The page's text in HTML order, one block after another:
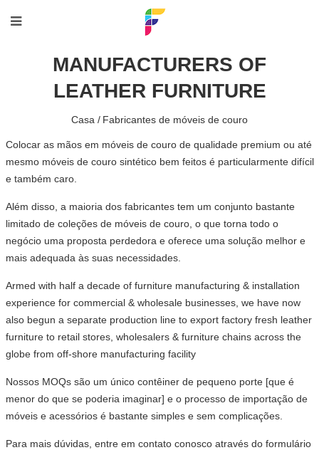
MANUFACTURERS OF
LEATHER FURNITURE
Casa / Fabricantes de móveis de couro
Colocar as mãos em móveis de couro de qualidade premium ou até
mesmo móveis de couro sintético bem feitos é particularmente difícil
e também caro.
Além disso, a maioria dos fabricantes tem um conjunto bastante
limitado de coleções de móveis de couro, o que torna todo o
negócio uma proposta perdedora e oferece uma solução melhor e
mais adequada às suas necessidades.
Armed with half a decade of furniture manufacturing & installation
experience for commercial & wholesale businesses, we have now
also begun a separate production line to export factory fresh leather
furniture to retail stores, wholesalers & furniture chains across the
globe from off-shore manufacturing facility
Nossos MOQs são um único contêiner de pequeno porte [que é
menor do que se poderia imaginar] e o processo de importação de
móveis e acessórios é bastante simples e sem complicações.
Para mais dúvidas, entre em contato conosco através do formulário